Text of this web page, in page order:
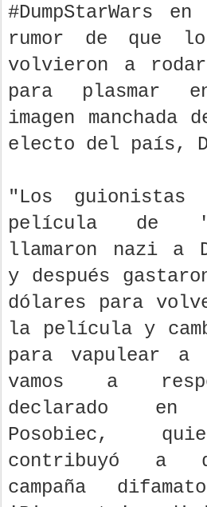
#DumpStarWars
rumor de que
volvieron a
para plasmar
imagen manchada
electo del país,
"Los guionistas
película de
llamaron nazi a
y después
dólares para
la película y
para vapulear a
vamos a
declarado
Posobiec,
contribuyó a
campaña